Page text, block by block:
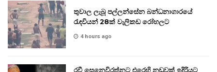
තුවාල ලැබූ පල්ලන්සේන බන්ධනාගාරයේ
රැඳවියන් 28ක් වැලිකඩ රෝහලට
4 hours ago
රවී සෙනෙවිරත්නට එරෙහි නඩුවක් ඉදිරියට